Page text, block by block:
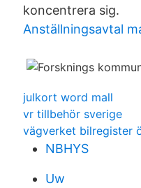
koncentrera sig.
Anställningsavtal
julkort word mall
vr tillbehör sverige
vägverket bilregister
NBHYS
Uw